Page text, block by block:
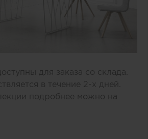
для заказа со склада.
в течение 2-х дней.
подробнее можно на